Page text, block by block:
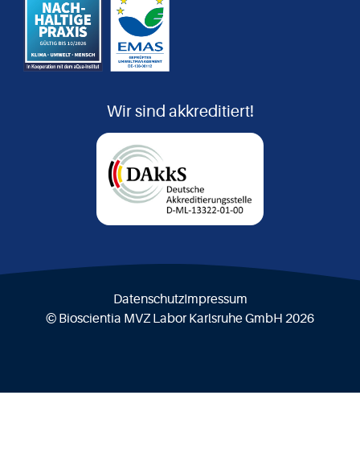
Wir sind akkreditiert!
DatenschutzImpressum
© Bioscientia MVZ Labor Karlsruhe GmbH 2026